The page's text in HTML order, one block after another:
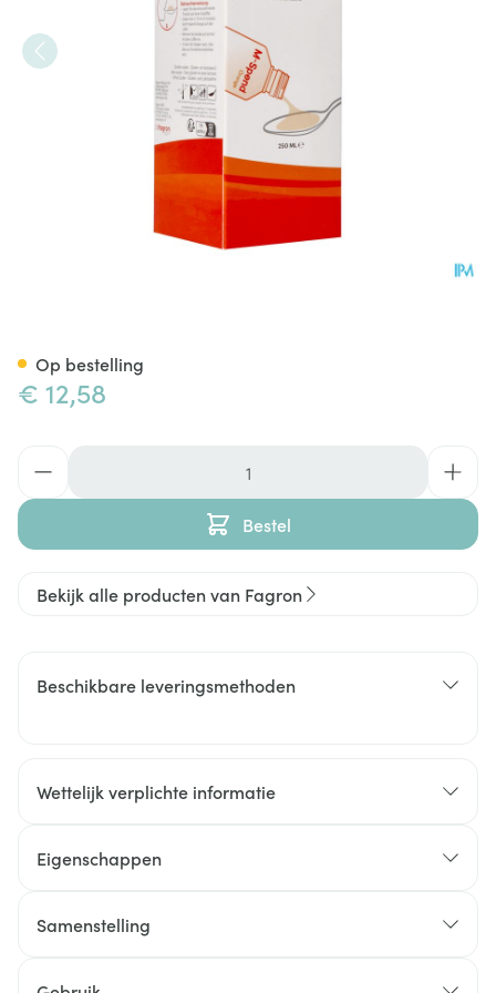
€ 12,58
Bestel
Op bestelling
Bekijk alle producten van Fagron
Beschikbare leveringsmethoden
Wettelijk verplichte informatie
Eigenschappen
Samenstelling